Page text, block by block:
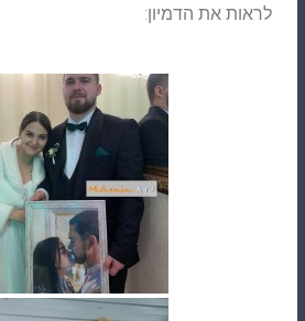
לראות את הדמיון: